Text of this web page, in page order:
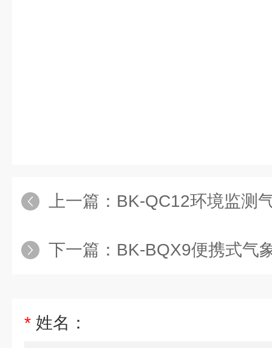
上一篇： BK-QC12环境监测
下一篇： BK-BQX9便携式气
* 姓名：